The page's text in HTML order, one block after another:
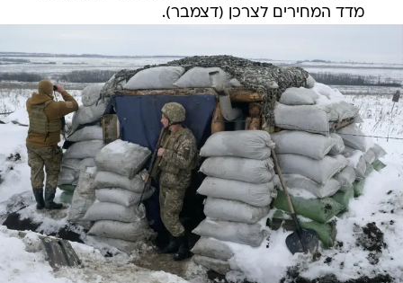
מדד המחירים לצרכן (דצמבר).